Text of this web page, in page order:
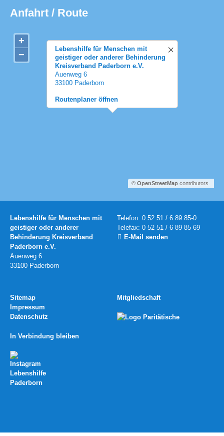
Anfahrt / Route
Lebenshilfe für Menschen mit
geistiger oder anderer Behinderung
Kreisverband Paderborn e.V.
Auenweg 6
33100 Paderborn
Routenplaner öffnen
+
−
©OpenStreetMap contributors.
Lebenshilfe für Menschen mit
geistiger oder anderer
Behinderung Kreisverband
Paderborn e.V.
Auenweg 6
33100 Paderborn
Telefon: 0 52 51 / 6 89 85-0
Telefax: 0 52 51 / 6 89 85-69
E-Mail senden
Sitemap
Impressum
Datenschutz
In Verbindung bleiben
Mitgliedschaft